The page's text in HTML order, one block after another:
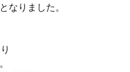
なりました。